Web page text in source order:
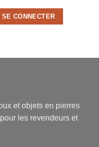
SE CONNECTER
et objets en pierres
les revendeurs et